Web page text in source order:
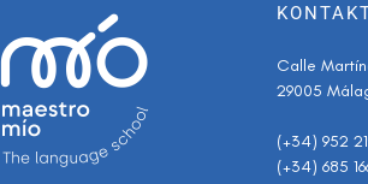
Calle
29005
(+34) 952
(+34) 685